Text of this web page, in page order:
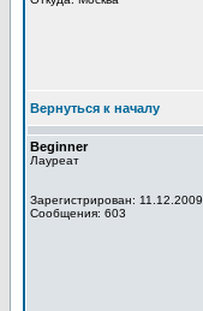
Вернуться к началу
Beginner
Лауреат
Зарегистрирован: 11.12.2009
Сообщения: 603